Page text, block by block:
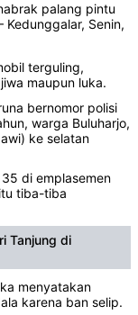
palang pintu
Senin,
terguling,
maupun luka.
bernomor polisi
warga Buluharjo,
ke selatan
di emplasemen
tiba-tiba
Tanjung di
menyatakan
karena ban selip.